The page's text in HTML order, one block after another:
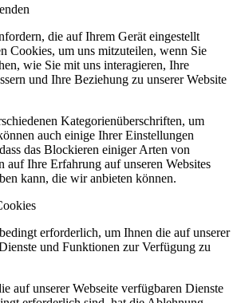
die auf Ihrem Gerät eingestellt
Cookies, um uns mitzuteilen, wenn Sie
wie Sie mit uns interagieren, Ihre
und Ihre Beziehung zu unserer Website
Kategorienüberschriften, um
auch einige Ihrer Einstellungen
das Blockieren einiger Arten von
auf Ihre Erfahrung auf unseren Websites
kann, die wir anbieten können.
erforderlich, um Ihnen die auf unserer
und Funktionen zur Verfügung zu
auf unserer Webseite verfügbaren Dienste